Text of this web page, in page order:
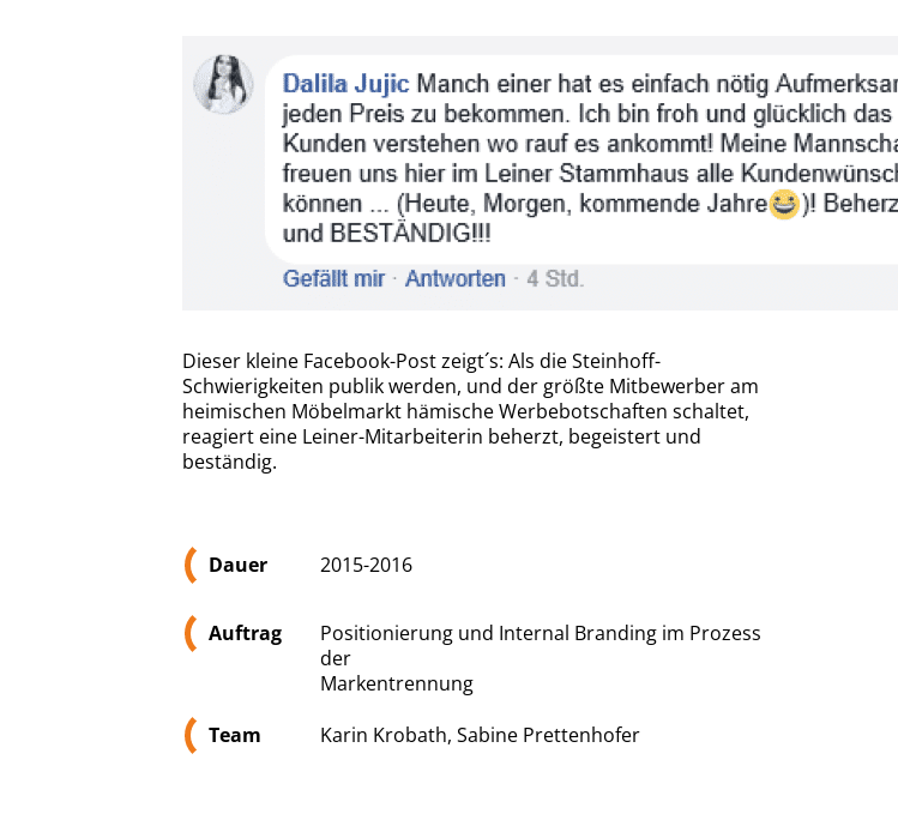
Dieser kleine Facebook-Post zeigt´s: Als die Steinhoff-
Schwierigkeiten publik werden, und der größte Mitbewerber am
heimischen Möbelmarkt hämische Werbebotschaften schaltet,
reagiert eine Leiner-Mitarbeiterin beherzt, begeistert und
beständig.
Dauer 2015-2016
Auftrag
Positionierung und Internal Branding im Prozess
der
Markentrennung
Team
Karin Krobath, Sabine Prettenhofer